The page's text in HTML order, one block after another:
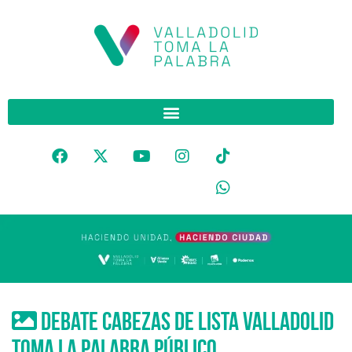
Debate cabezas de lista Valladolid